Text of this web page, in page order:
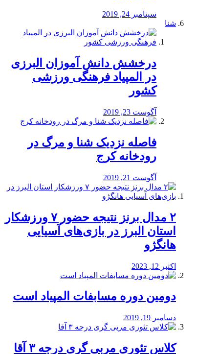
سپتامبر 24, 2019
شنا
درخشش دانش آموزان البرزی
در المپیاد فرهنگی ورزشی
کشور
آگوست 23, 2019
️فاصله نزدیک شنا و مرگ در
رودخانه کرج
آگوست 21, 2019
۲ مدال برنز نتیجه حضور ۷ ورزشکار
استان البرز در بازی‌های آسیایی
هانگژو
اکتبر 12, 2023
دومین دوره مسابفات المپیاد است
دسامبر 19, 2019
کلاس تئوری مربی گری درجه ۳ آقا